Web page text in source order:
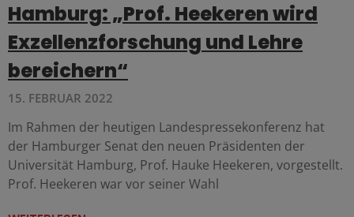
Hamburg: „Prof. Heekeren wird
Exzellenzforschung und Lehre
bereichern“
15. FEBRUAR 2022
Im Rahmen der heutigen Landespressekonferenz hat
der Hamburger Senat den neuen Präsidenten der
Universität Hamburg, Prof. Hauke Heekeren, vorgestellt.
Prof. Heekeren war vor seiner Wahl